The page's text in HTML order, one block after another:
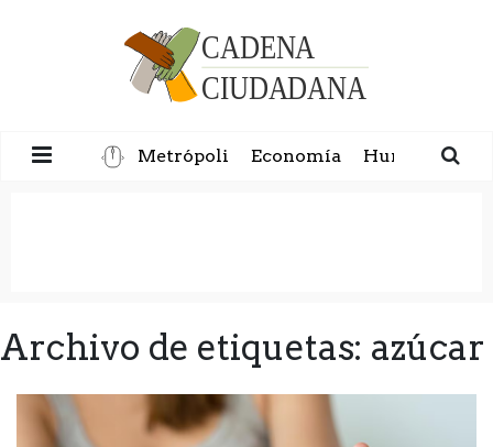
Metrópoli Economía Humanidad
Archivo de etiquetas: azúcar